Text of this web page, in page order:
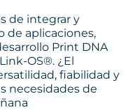
de integrar y
de aplicaciones,
Print DNA
OS®. ¿El
fiabilidad y
necesidades de